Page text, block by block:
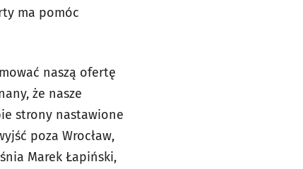
ma pomóc
naszą ofertę
że nasze
strony nastawione
poza Wrocław,
Marek Łapiński,